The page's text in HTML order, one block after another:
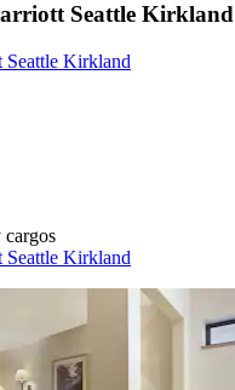
Seattle Kirkland
Kirkland
cargos
Kirkland